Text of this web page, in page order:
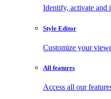
Identify, activate and
Style Editor
Customize your
All features
Access all our